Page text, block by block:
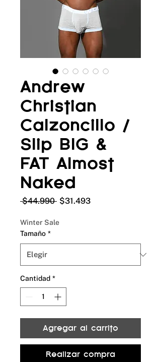
Andrew
Christian
Calzoncillo /
Slip BIG &
FAT Almost
Naked
$44.990 Precio
$31.493Precio
Winter Sale
Tamaño *
Cantidad *
Agregar al carrito
Realizar compra